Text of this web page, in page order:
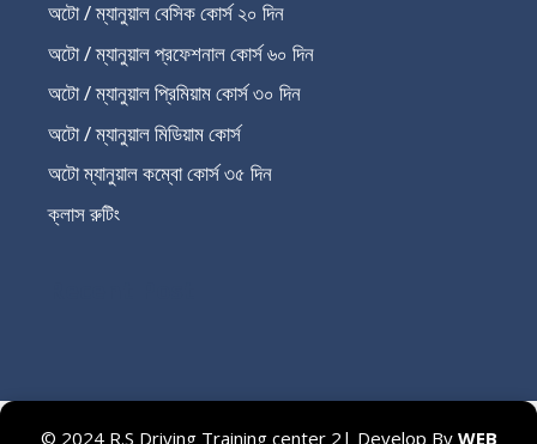
অটো / ম্যানুয়াল বেসিক কোর্স ২০ দিন
অটো / ম্যানুয়াল প্রফেশনাল কোর্স ৬০ দিন
অটো / ম্যানুয়াল প্রিমিয়াম কোর্স ৩০ দিন
অটো / ম্যানুয়াল মিডিয়াম কোর্স
অটো ম্যানুয়াল কম্বো কোর্স ৩৫ দিন
ক্লাস রুটিং
© 2024 R.S Driving Training center 2| Develop By WEB